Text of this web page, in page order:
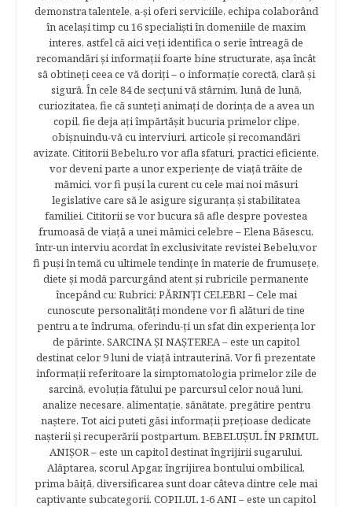
demonstra talentele, a-şi oferi serviciile, echipa colaborând
în acelaşi timp cu 16 specialişti în domeniile de maxim
interes, astfel că aici veţi identifica o serie întreagă de
recomandări şi informaţii foarte bine structurate, aşa încât
să obtineţi ceea ce vă doriţi – o informaţie corectă, clară şi
sigură. În cele 84 de secțuni vă stârnim, lună de lună,
curiozitatea, fie că sunteţi animaţi de dorinţa de a avea un
copil, fie deja aţi împărtăşit bucuria primelor clipe,
obişnuindu-vă cu interviuri, articole şi recomandări
avizate. Cititorii Bebelu.ro vor afla sfaturi, practici eficiente,
vor deveni parte a unor experienţe de viaţă trăite de
mămici, vor fi puşi la curent cu cele mai noi măsuri
legislative care să le asigure siguranţa şi stabilitatea
familiei. Cititorii se vor bucura să afle despre povestea
frumoasă de viață a unei mămici celebre – Elena Băsescu,
într-un interviu acordat în exclusivitate revistei Bebelu,vor
fi puşi în temă cu ultimele tendinţe în materie de frumuseţe,
diete şi modă parcurgând atent şi rubricile permanente
începând cu: Rubrici: PĂRINŢI CELEBRI – Cele mai
cunoscute personalităţi mondene vor fi alături de tine
pentru a te îndruma, oferindu-ţi un sfat din experienţa lor
de părinte. SARCINA ŞI NAŞTEREA – este un capitol
destinat celor 9 luni de viaţă intrauterină. Vor fi prezentate
informaţii referitoare la simptomatologia primelor zile de
sarcină, evoluţia fătului pe parcursul celor nouă luni,
analize necesare, alimentaţie, sănătate, pregătire pentru
naştere. Tot aici puteti găsi informaţii preţioase dedicate
naşterii şi recuperării postpartum. BEBELUŞUL ÎN PRIMUL
ANIŞOR – este un capitol destinat îngrijirii sugarului.
Alăptarea, scorul Apgar, îngrijirea bontului ombilical,
prima băiţă, diversificarea sunt doar câteva dintre cele mai
captivante subcategorii. COPILUL 1-6 ANI – este un capitol